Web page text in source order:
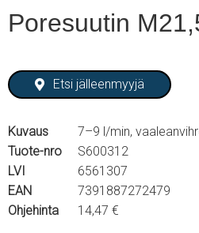
Poresuutin
Etsi jälleenmyyjä
Kuvaus
7–9 l/min,
Tuote-nro
S600312
LVI
6561307
EAN
7391887272479
Ohjehinta
14,47 €